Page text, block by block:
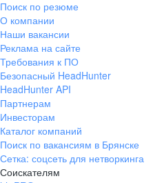
Поиск по резюме
О компании
Наши вакансии
Реклама на сайте
Требования к ПО
Безопасный HeadHunter
HeadHunter API
Партнерам
Инвесторам
Каталог компаний
Поиск по вакансиям в Брянске
Сетка: соцсеть для нетворкинга
Соискателям